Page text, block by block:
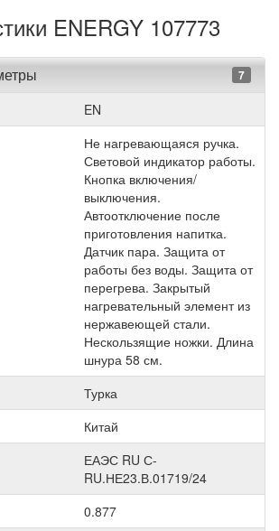
ENERGY 107773
7
EN
Не нагревающаяся ручка.
Световой индикатор работы.
Кнопка включения/
выключения.
Автоотключение после
приготовления напитка.
Датчик пара. Защита от
работы без воды. Защита от
перегрева. Закрытый
нагревательный элемент из
нержавеющей стали.
Нескользящие ножки. Длина
шнура 58 см.
Турка
Китай
ЕАЭС RU С-
RU.НЕ23.В.01719/24
0.877